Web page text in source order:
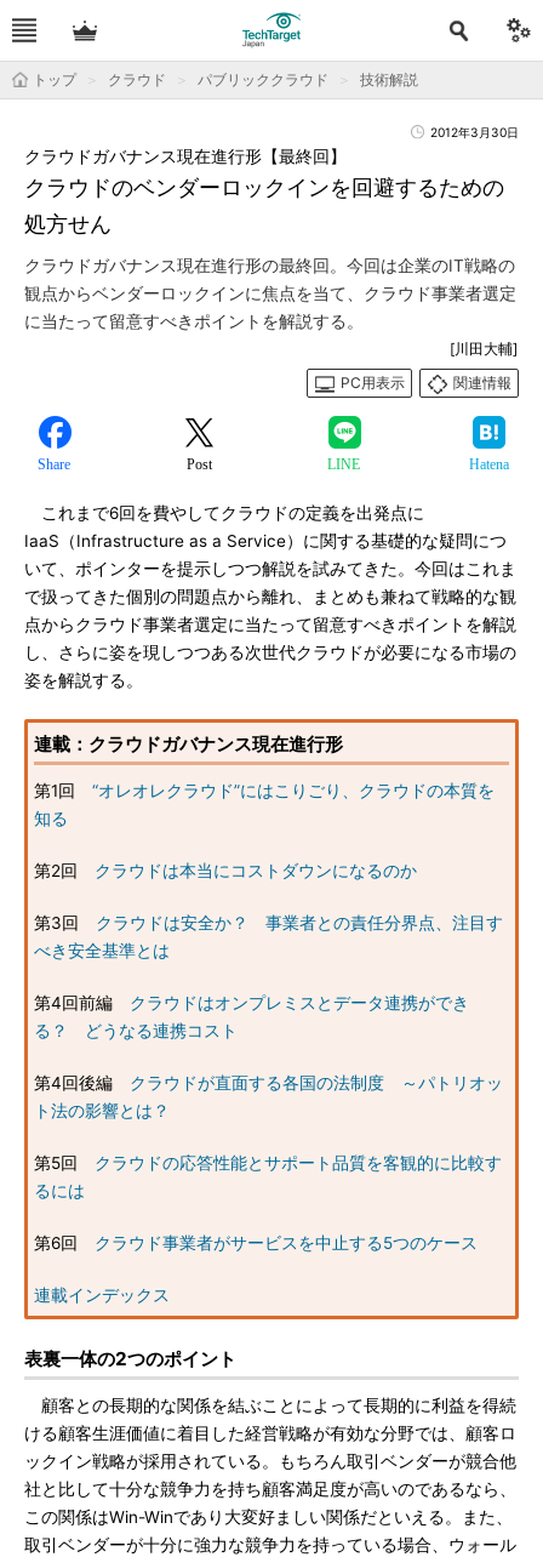
トップ クラウド パブリッククラウド 技術解説
2012年3月30日
クラウドのベンダーロックインを回避するための
処方せん
クラウドガバナンス現在進行形【最終回】
クラウドガバナンス現在進行形の最終回。今回は企業のIT戦略の
観点からベンダーロックインに焦点を当て、クラウド事業者選定
に当たって留意すべきポイントを解説する。
[川田大輔]
PC用表示
関連情報
Share Post LINE Hatena
これまで6回を費やしてクラウドの定義を出発点に
IaaS（Infrastructure as a Service）に関する基礎的な疑問につ
いて、ポインターを提示しつつ解説を試みてきた。今回はこれま
で扱ってきた個別の問題点から離れ、まとめも兼ねて戦略的な観
点からクラウド事業者選定に当たって留意すべきポイントを解説
し、さらに姿を現しつつある次世代クラウドが必要になる市場の
姿を解説する。
連載：クラウドガバナンス現在進行形
第1回 “オレオレクラウド”にはこりごり、クラウドの本質を
知る
第2回 クラウドは本当にコストダウンになるのか
第3回 クラウドは安全か？ 事業者との責任分界点、注目す
べき安全基準とは
第4回前編 クラウドはオンプレミスとデータ連携ができ
る？ どうなる連携コスト
第4回後編 クラウドが直面する各国の法制度 ～パトリオッ
ト法の影響とは？
第5回 クラウドの応答性能とサポート品質を客観的に比較す
るには
第6回 クラウド事業者がサービスを中止する5つのケース
連載インデックス
表裏一体の2つのポイント
顧客との長期的な関係を結ぶことによって長期的に利益を得続
ける顧客生涯価値に着目した経営戦略が有効な分野では、顧客ロ
ックイン戦略が採用されている。もちろん取引ベンダーが競合他
社と比して十分な競争力を持ち顧客満足度が高いのであるなら、
この関係はWin-Winであり大変好ましい関係だといえる。また、
取引ベンダーが十分に強力な競争力を持っている場合、ウォール